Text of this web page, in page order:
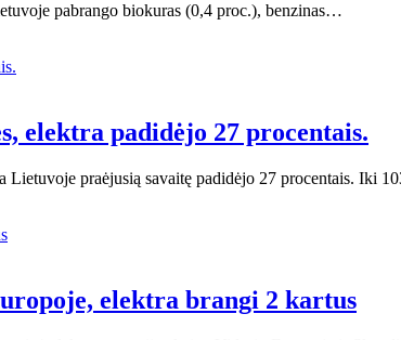
pabrango biokuras (0,4 proc.), benzinas…
elektra padidėjo 27 procentais.
praėjusią savaitę padidėjo 27 procentais. Iki
elektra brangi 2 kartus